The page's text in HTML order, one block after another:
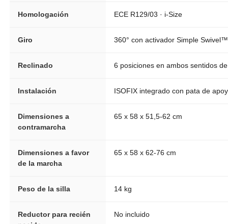
Homologación ECE R129/03 · i-Size
Giro 360° con activador Simple Swivel™
Reclinado 6 posiciones en ambos sentidos
Instalación ISOFIX integrado con pata de
Dimensiones a
contramarcha
65 x 58 x 51,5-62 cm
Dimensiones a favor
de la marcha
65 x 58 x 62-76 cm
Peso de la silla 14 kg
Reductor para recién
No incluido